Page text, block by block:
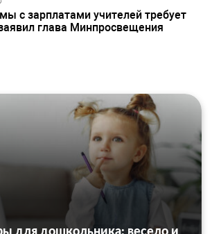
с зарплатами учителей требует
глава Минпросвещения
для дошкольника: весело и